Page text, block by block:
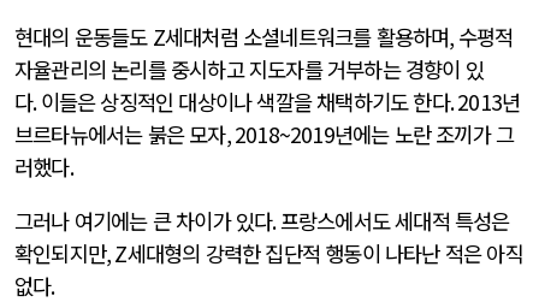
현대의 운동들도 Z세대처럼 소셜네트워크를 활용하며, 수평적
자율관리의 논리를 중시하고 지도자를 거부하는 경향이 있
다.이들은 상징적인 대상이나 색깔을 채택하기도 한다. 2013년
브르타뉴에서는 붉은 모자, 2018~2019년에는 노란 조끼가 그
러했다.
그러나 여기에는 큰 차이가 있다.프랑스에서도 세대적 특성은
확인되지만, Z세대형의 강력한 집단적 행동이 나타난 적은 아직
없다.